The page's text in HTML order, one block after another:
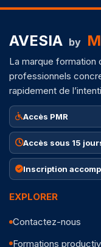
AVESIA by
La marque formation
professionnels
rapidement de
Accès PMR
Accès sous 15
Inscription
EXPLORER
Contactez-nous
Formations